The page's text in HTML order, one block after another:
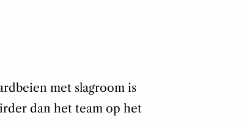
met slagroom is
dan het team op het